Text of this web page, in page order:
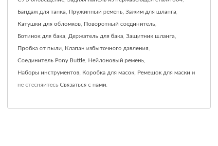
Бандаж для танка Пружинный ремень Зажим для шланга
Катушки для обломков Поворотный соединитель
Ботинок для бака Держатель для бака Защитник шланга
Пробка от пыли Клапан избыточного давления
Соединитель Pony Buttle Нейлоновый ремень
Наборы инструментов Коробка для масок Ремешок для маски и
не стесняйтесь Связаться с нами